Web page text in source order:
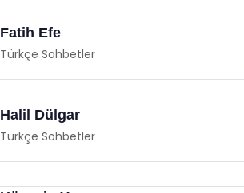
Fatih Efe
Türkçe Sohbetler
Halil Dülgar
Türkçe Sohbetler